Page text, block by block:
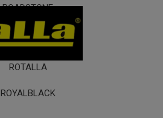
ROADSTONE
ROTALLA
ROYALBLACK